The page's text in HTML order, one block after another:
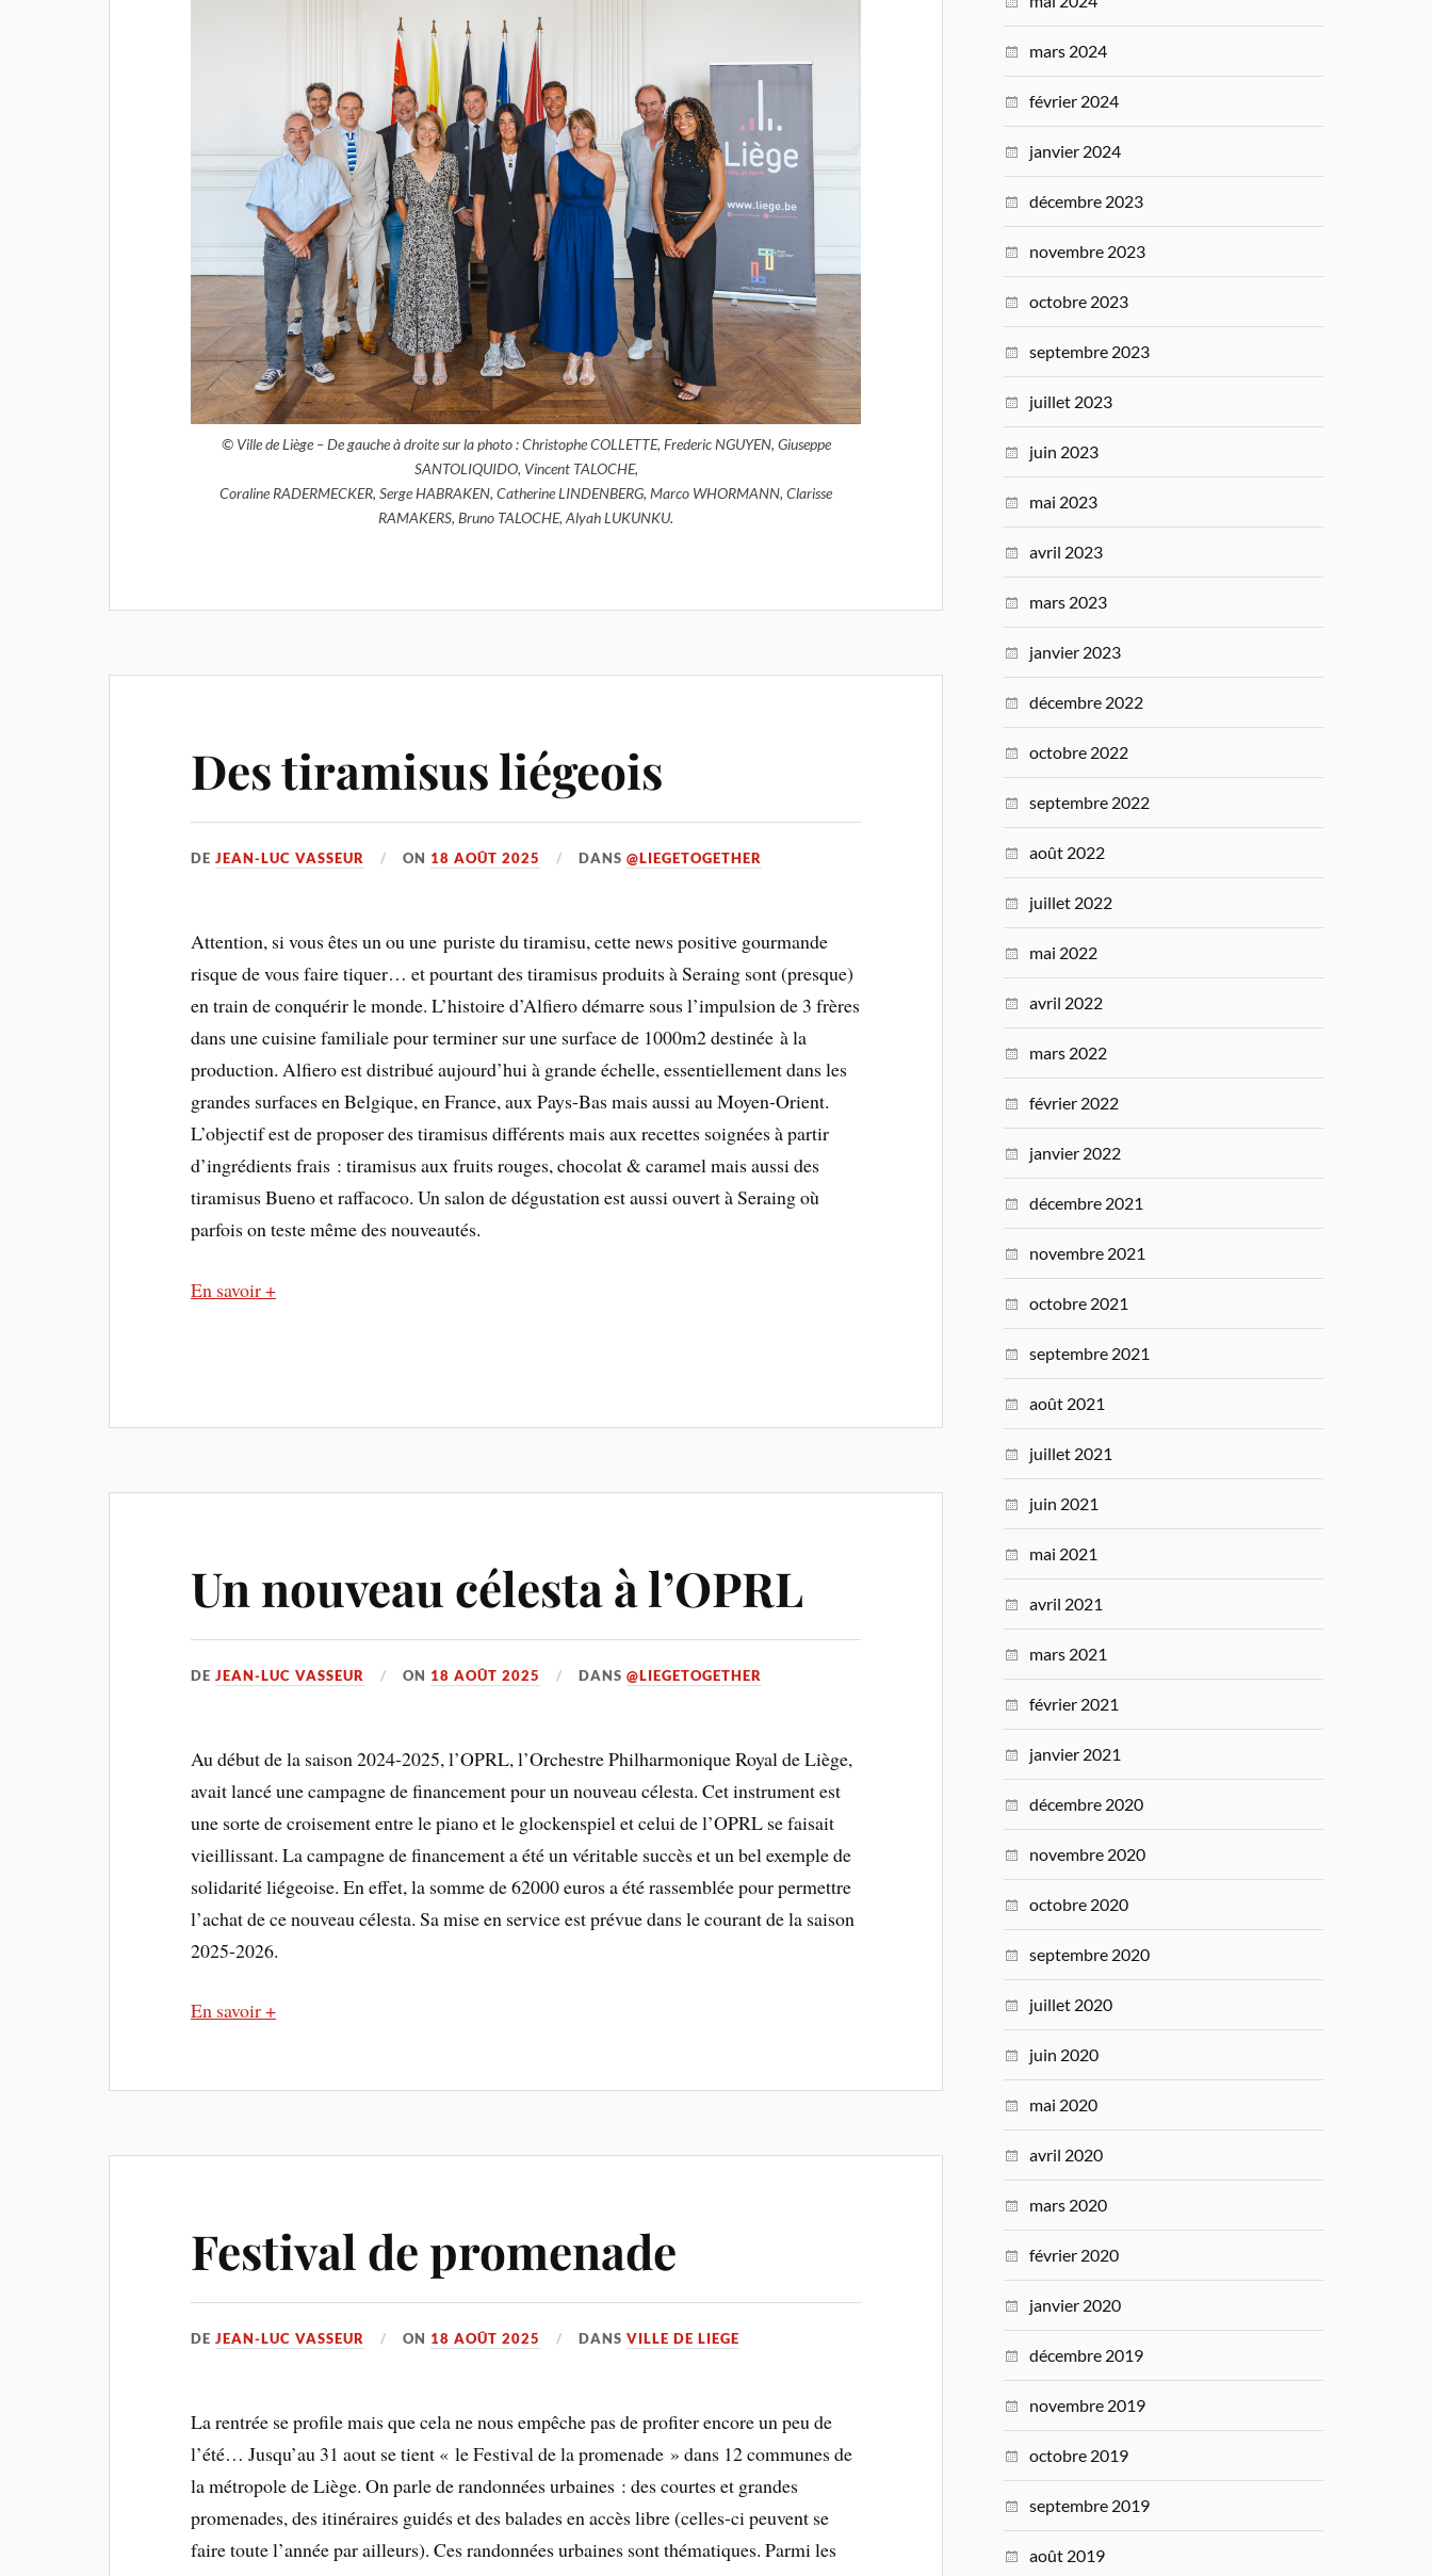
© Ville de Liège – De gauche à droite sur la photo : Christophe COLLETTE, Frederic NGUYEN, Giuseppe
SANTOLIQUIDO, Vincent TALOCHE,
Coraline RADERMECKER, Serge HABRAKEN, Catherine LINDENBERG, Marco WHORMANN, Clarisse
RAMAKERS, Bruno TALOCHE, Alyah LUKUNKU.
Des tiramisus liégeois
DEJEAN-LUC VASSEUR ON 18 AOÛT 2025 DANS@LIEGETOGETHER
Attention, si vous êtes un ou une puriste du tiramisu, cette news positive gourmande
risque de vous faire tiquer… et pourtant des tiramisus produits à Seraing sont (presque)
en train de conquérir le monde. L’histoire d’Alfiero démarre sous l’impulsion de 3 frères
dans une cuisine familiale pour terminer sur une surface de 1000m2 destinée à la
production. Alfiero est distribué aujourd’hui à grande échelle, essentiellement dans les
grandes surfaces en Belgique, en France, aux Pays-Bas mais aussi au Moyen-Orient.
L’objectif est de proposer des tiramisus différents mais aux recettes soignées à partir
d’ingrédients frais : tiramisus aux fruits rouges, chocolat & caramel mais aussi des
tiramisus Bueno et raffacoco. Un salon de dégustation est aussi ouvert à Seraing où
parfois on teste même des nouveautés.
En savoir +
Un nouveau célesta à l’OPRL
DEJEAN-LUC VASSEUR ON 18 AOÛT 2025 DANS@LIEGETOGETHER
Au début de la saison 2024-2025, l’OPRL, l’Orchestre Philharmonique Royal de Liège,
avait lancé une campagne de financement pour un nouveau célesta. Cet instrument est
une sorte de croisement entre le piano et le glockenspiel et celui de l’OPRL se faisait
vieillissant. La campagne de financement a été un véritable succès et un bel exemple de
solidarité liégeoise. En effet, la somme de 62000 euros a été rassemblée pour permettre
l’achat de ce nouveau célesta. Sa mise en service est prévue dans le courant de la saison
2025-2026.
En savoir +
Festival de promenade
DEJEAN-LUC VASSEUR ON 18 AOÛT 2025 DANSVILLE DE LIEGE
La rentrée se profile mais que cela ne nous empêche pas de profiter encore un peu de
l’été… Jusqu’au 31 aout se tient « le Festival de la promenade » dans 12 communes de
la métropole de Liège. On parle de randonnées urbaines : des courtes et grandes
promenades, des itinéraires guidés et des balades en accès libre (celles-ci peuvent se
faire toute l’année par ailleurs). Ces randonnées urbaines sont thématiques. Parmi les
mars 2024
février 2024
janvier 2024
décembre 2023
novembre 2023
octobre 2023
septembre 2023
juillet 2023
juin 2023
mai 2023
avril 2023
mars 2023
janvier 2023
décembre 2022
octobre 2022
septembre 2022
août 2022
juillet 2022
mai 2022
avril 2022
mars 2022
février 2022
janvier 2022
décembre 2021
novembre 2021
octobre 2021
septembre 2021
août 2021
juillet 2021
juin 2021
mai 2021
avril 2021
mars 2021
février 2021
janvier 2021
décembre 2020
novembre 2020
octobre 2020
septembre 2020
juillet 2020
juin 2020
mai 2020
avril 2020
mars 2020
février 2020
janvier 2020
décembre 2019
novembre 2019
octobre 2019
septembre 2019
août 2019